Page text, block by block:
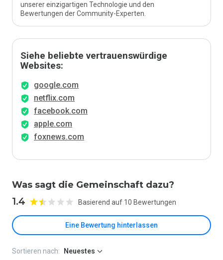
unserer einzigartigen Technologie und den
Bewertungen der Community-Experten.
Siehe beliebte vertrauenswürdige
Websites:
google.com
netflix.com
facebook.com
apple.com
foxnews.com
Was sagt die Gemeinschaft dazu?
1.4 Basierend auf 10 Bewertungen
Eine Bewertung hinterlassen
Sortieren nach: Neuestes